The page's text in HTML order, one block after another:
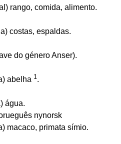
rango, comida, alimento.
costas, espaldas.
do género Anser).
abelha 1 .
água.
nynorsk
macaco, primata símio.